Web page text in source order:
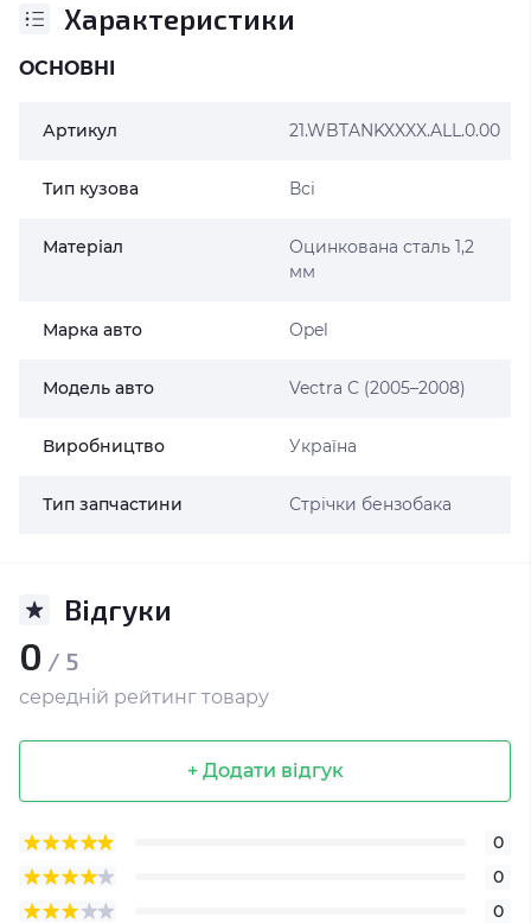
Характеристики
ОСНОВНІ
Артикул 21.WBTANKXXXX.ALL.0.00
Тип кузова Всі
Матеріал
Оцинкована сталь 1,2
мм
Марка авто Opel
Модель авто Vectra C (2005–2008)
Виробництво Україна
Тип запчастини Стрічки бензобака
Відгуки
0 / 5
середній рейтинг товару
+ Додати відгук
0
0
0